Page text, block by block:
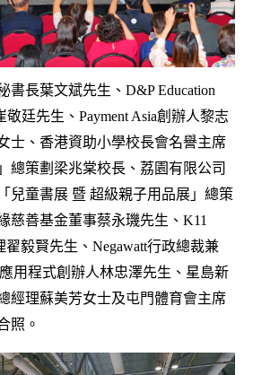
書長葉文斌先生、D&P Education
敬廷先生、Payment Asia創辦人黎志
士、香港資助小學校長會名譽主席
總策劃梁兆棠校長、荔園有限公司
兒童書展 暨 超級親子用品展」總策
慈善基金董事蔡永璣先生、K11
翟毅賢先生、Negawatt行政總裁兼
用程式創辦人林忠澤先生、星島新
經理蘇美芳女士及屯門體育會主席
照。